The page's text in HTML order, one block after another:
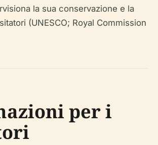
la sua conservazione e la
(UNESCO; Royal Commission
per i